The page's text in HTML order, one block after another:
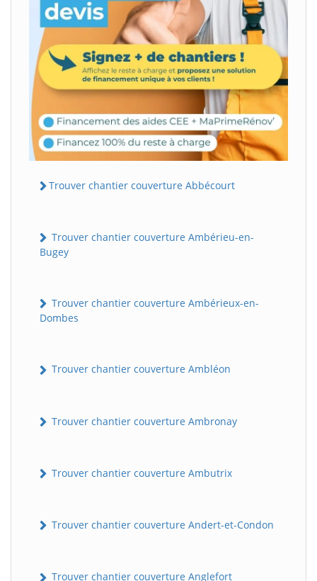
Trouver chantier couverture Abbécourt
Trouver chantier couverture Ambérieu-en-
Bugey
Trouver chantier couverture Ambérieux-en-
Dombes
Trouver chantier couverture Ambléon
Trouver chantier couverture Ambronay
Trouver chantier couverture Ambutrix
Trouver chantier couverture Andert-et-Condon
Trouver chantier couverture Anglefort